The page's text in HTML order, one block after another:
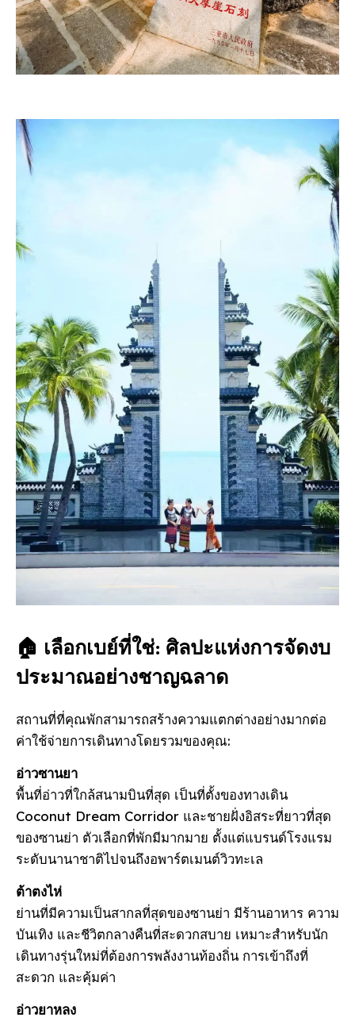
🏠 เลือกเบย์ที่ใช่: ศิลปะแห่งการจัดงบ
ประมาณอย่างชาญฉลาด
สถานที่ที่คุณพักสามารถสร้างความแตกต่างอย่างมากต่อ
ค่าใช้จ่ายการเดินทางโดยรวมของคุณ:
อ่าวซานยา
พื้นที่อ่าวที่ใกล้สนามบินที่สุด เป็นที่ตั้งของทางเดิน
Coconut Dream Corridor และชายฝั่งอิสระที่ยาวที่สุด
ของซานย่า ตัวเลือกที่พักมีมากมาย ตั้งแต่แบรนด์โรงแรม
ระดับนานาชาติไปจนถึงอพาร์ตเมนต์วิวทะเล
ต้าตงไห่
ย่านที่มีความเป็นสากลที่สุดของซานย่า มีร้านอาหาร ความ
บันเทิง และชีวิตกลางคืนที่สะดวกสบาย เหมาะสําหรับนัก
เดินทางรุ่นใหม่ที่ต้องการพลังงานท้องถิ่น การเข้าถึงที่
สะดวก และคุ้มค่า
อ่าวยาหลง